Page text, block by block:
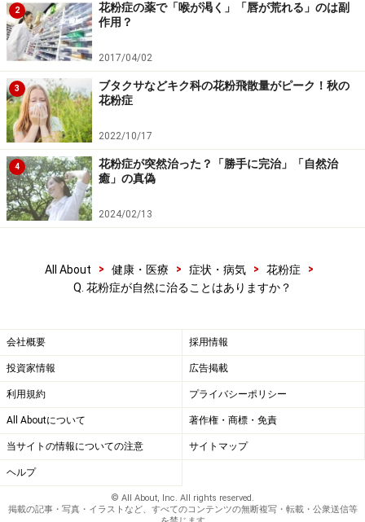
2
花粉症の薬で「喉が渇く」「唇が荒れる」のは副
作用？
2017/04/02
3
ブタクサなどキク科の花粉飛散量がピーク！秋の
花粉症
2022/10/17
4
花粉症が突然治った？「勝手に完治」「自然治
癒」の真偽
2024/02/13
All About > 健康・医療 > 症状・病気 > 花粉症
>
Q. 花粉症が自然に治ることはありますか？
会社概要 採用情報
投資家情報 広告掲載
利用規約 プライバシーポリシー
All Aboutについて 著作権・商標・免責
当サイトの情報についての注意 サイトマップ
ヘルプ
© All About, Inc. All rights reserved.
掲載の記事・写真・イラストなど、すべてのコンテンツの無断複写・転載・公衆送信等